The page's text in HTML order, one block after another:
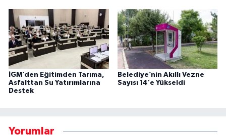
İGM’den Eğitimden Tarıma,
Asfalttan Su Yatırımlarına
Destek
Belediye’nin Akıllı Vezne
Sayısı 14'e Yükseldi
Yorumlar